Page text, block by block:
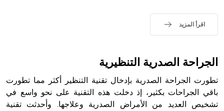
اقرأ المزيد
الجراحة الصدرية التنظيرية
تطورت الجراحة الصدرية بإدخال تقنية التنظير أكثر مما تطورت
باقي الجراحات بكثير، إذ دخلت هذه التقنية على نحو واسع في
تشخيص العديد من الأمراض الصدرية وعلاجها. وأحدثت تقنية